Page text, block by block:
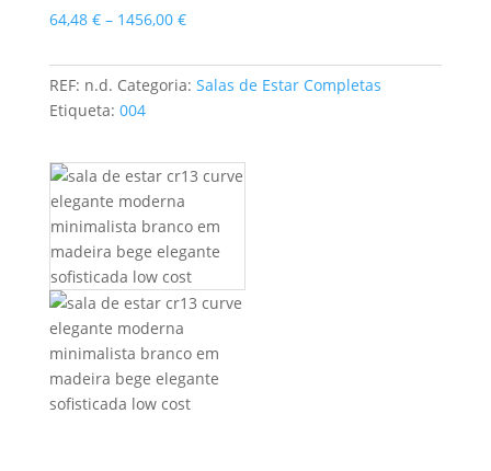
13
64,48 € – 1456,00 €Price
64,48 €
through
REF: n.d. Categoria: Salas de Estar Completas
Etiqueta: 004